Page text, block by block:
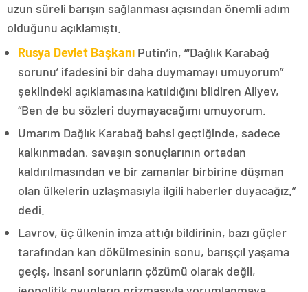
uzun süreli barışın sağlanması açısından önemli adım
olduğunu açıklamıştı.
Rusya Devlet Başkanı Putin’in, “‘Dağlık Karabağ
sorunu’ ifadesini bir daha duymamayı umuyorum”
şeklindeki açıklamasına katıldığını bildiren Aliyev,
“Ben de bu sözleri duymayacağımı umuyorum.
Umarım Dağlık Karabağ bahsi geçtiğinde, sadece
kalkınmadan, savaşın sonuçlarının ortadan
kaldırılmasından ve bir zamanlar birbirine düşman
olan ülkelerin uzlaşmasıyla ilgili haberler duyacağız.”
dedi.
Lavrov, üç ülkenin imza attığı bildirinin, bazı güçler
tarafından kan dökülmesinin sonu, barışçıl yaşama
geçiş, insani sorunların çözümü olarak değil,